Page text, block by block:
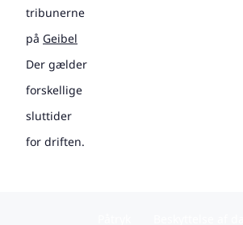
tribunerne
på Geibel
Der gælder
forskellige
sluttider
for driften.